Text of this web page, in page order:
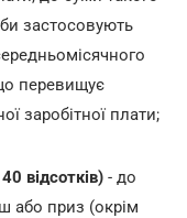
застосовують
перевищує
заробітної плати;
відсотків) - до
або приз (окрім